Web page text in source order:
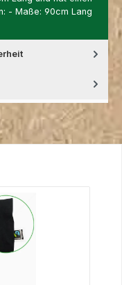
- Maße: 90cm Lang